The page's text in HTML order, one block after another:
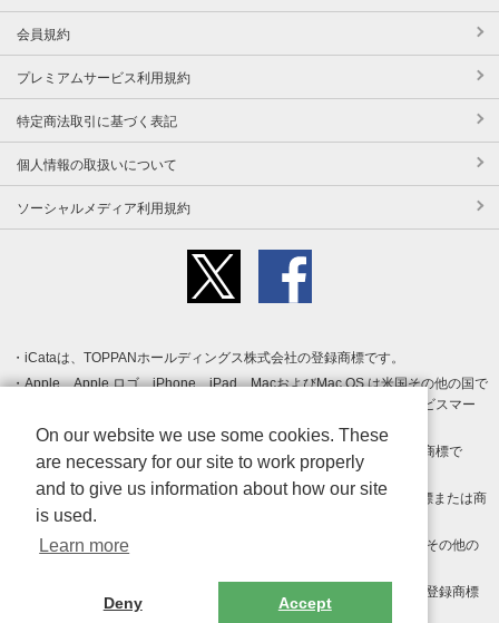
会員規約
プレミアムサービス利用規約
特定商法取引に基づく表記
個人情報の取扱いについて
ソーシャルメディア利用規約
iCataは、TOPPANホールディングス株式会社の登録商標です。
Apple、Apple ロゴ、iPhone、iPad、MacおよびMac OS は米国その他の国で
登録された Apple Inc. の商標です。App Store は Apple Inc. のサービスマー
クです。
Android、Google Play および Google Play ロゴ は Google LLC の商標で
す。
Windows は Microsoft Inc.の米国およびその他の国における登録商標または商
標です。
Adobe、Adobe Reader、Adobe PDF は、Adobe Inc.の米国およびその他の
その他、記載されている会社名、商品名、ロゴは各社の商標または登録商標
On our website we use some cookies. These
are necessary for our site to work properly
and to give us information about how our site
is used.
Learn more
Deny Accept